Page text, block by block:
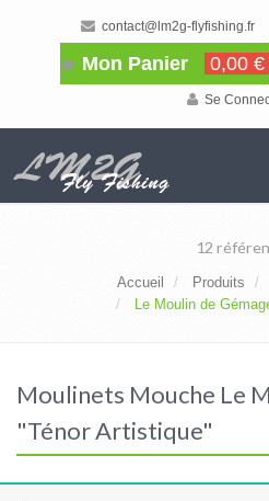
contact@lm2g-flyfishing.fr
Mon Panier 0,00 €
Se
12
Accueil Produits
Le Moulin de
Moulinets Mouche Le
"Ténor Artistique"